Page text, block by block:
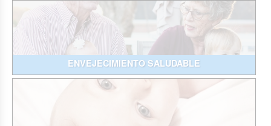
ENVEJECIMIENTO SALUDABLE